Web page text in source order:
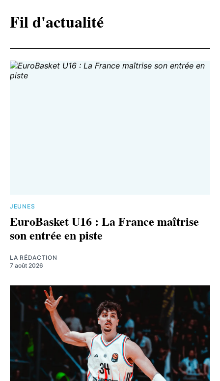
Fil d'actualité
JEUNES
EuroBasket U16 : La France maîtrise
son entrée en piste
LA RÉDACTION
7 août 2026